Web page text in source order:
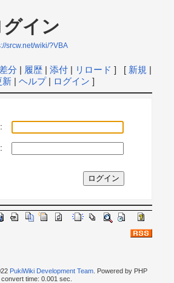
グイン
srcw.net/wiki/?VBA
差分 | 履歴| 添付| リロード ] [ 新規 |
新| ヘルプ| ログイン ]
PukiWiki Development Team. Powered by PHP
time: 0.001 sec.